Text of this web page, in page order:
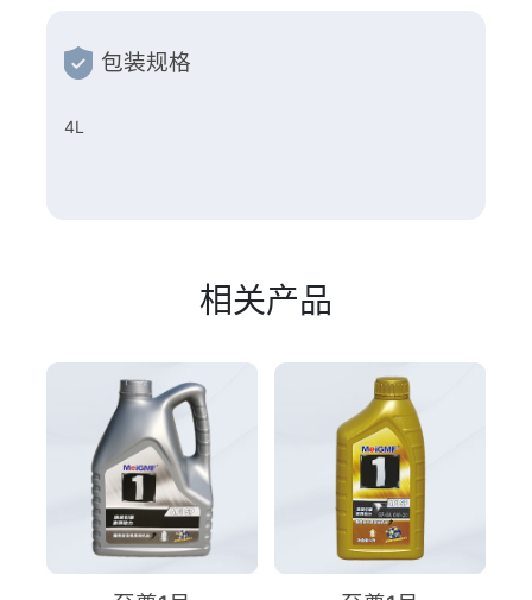
包装规格
4L
相关产品